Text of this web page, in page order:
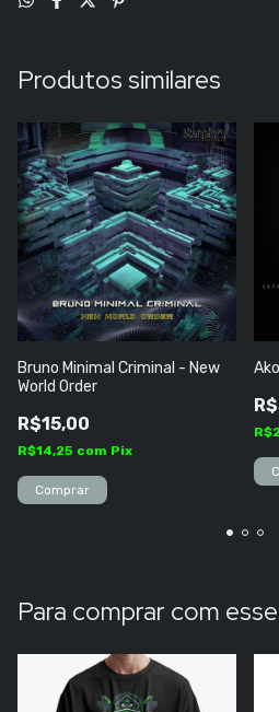
Produtos similares
Bruno Minimal Criminal - New
World Order
R$15,00
R$14,25 com Pix
Para comprar com